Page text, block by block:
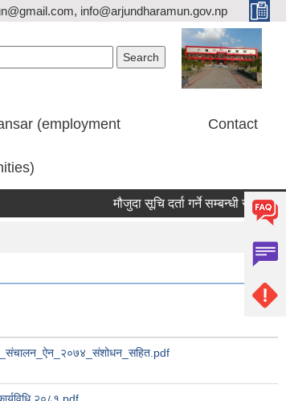
info@arjundharamun.gov.np
(employment Contact
मौजुदा सूचि दर्ता गर्ने सम्बन्धी सूचना।